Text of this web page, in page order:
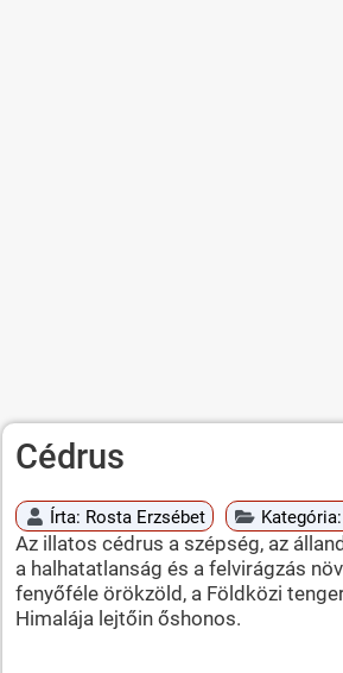
Cédrus
Írta: Rosta Erzsébet Kategória:
Az illatos cédrus a szépség, az
a halhatatlanság és a felvirágzás
fenyőféle örökzöld, a Földközi
Himalája lejtőin őshonos.